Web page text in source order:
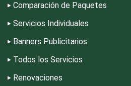
Depósitos Dentales
Dermatólogos
Comparación de Paquetes
Servicios Individuales
Banners Publicitarios
Todos los Servicios
Renovaciones